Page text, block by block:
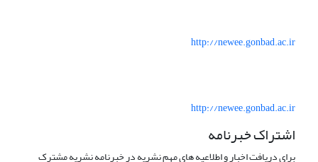
http://newee.gonbad.ac.ir
http://newee.gonbad.ac.ir
اشتراک خبرنامه
برای دریافت اخبار و اطلاعیه های مهم نشریه در خبرنامه نشریه مشترک